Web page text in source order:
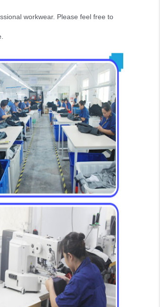
workwear. Please feel free to